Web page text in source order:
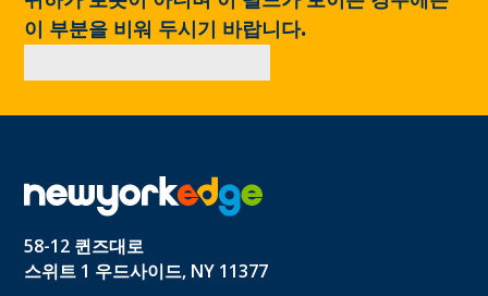
이 부분을 비워 두시기 바랍니다.
58-12 퀸즈대로
스위트 1 우드사이드, NY 11377